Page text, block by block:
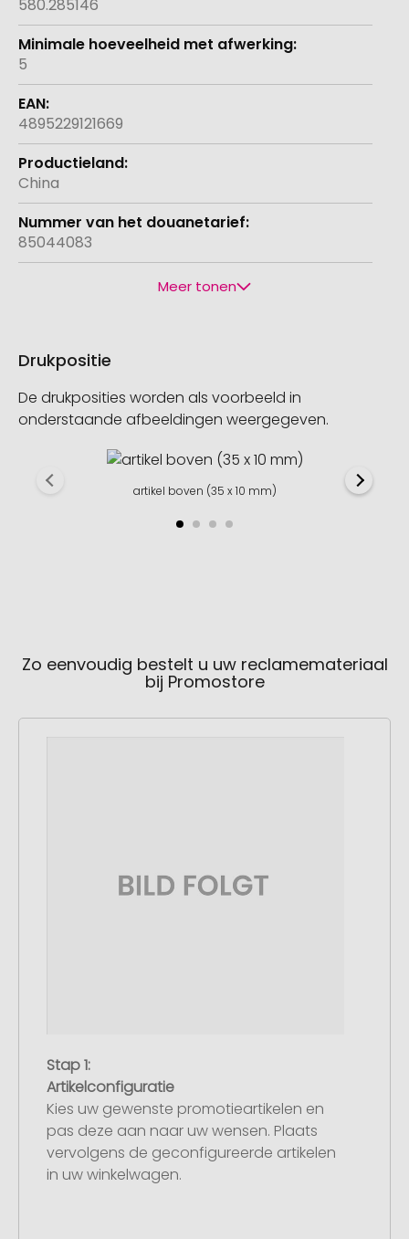
580.285146
5
4895229121669
China
85044083
Meer tonen
Drukpositie
De drukposities worden als voorbeeld in
onderstaande afbeeldingen weergegeven.
artikel boven (35 x 10 mm)
Zo eenvoudig bestelt u uw reclamemateriaal
bij Promostore
Stap 1:
Artikelconfiguratie
Kies uw gewenste promotieartikelen en
pas deze aan naar uw wensen. Plaats
vervolgens de geconfigureerde artikelen
in uw winkelwagen.